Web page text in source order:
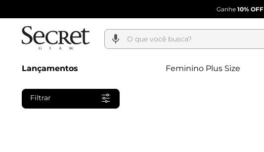
Ganhe 10% OFF
O que você busca?
Lançamentos Feminino Plus Size
Filtrar